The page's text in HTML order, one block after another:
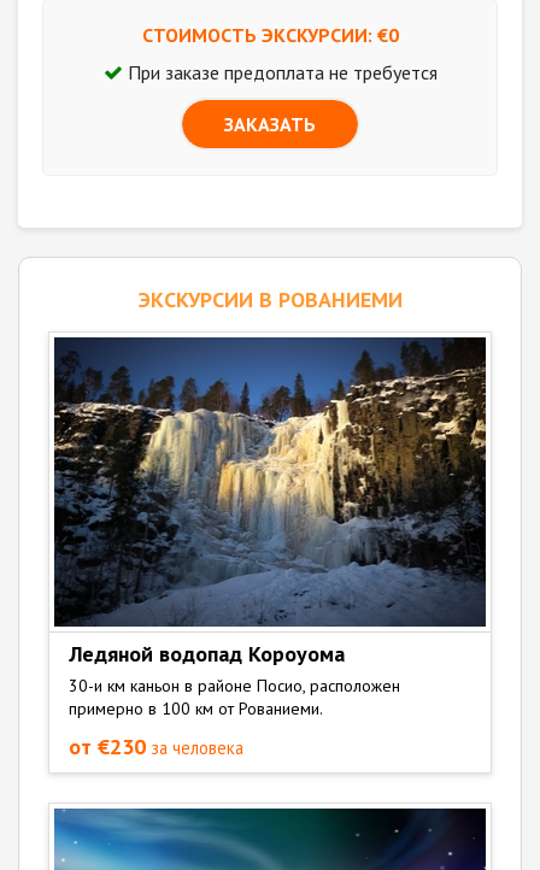
СТОИМОСТЬ ЭКСКУРСИИ: €0
При заказе предоплата не требуется
ЗАКАЗАТЬ
ЭКСКУРСИИ В РОВАНИЕМИ
Ледяной водопад Короуoма
30-и км каньон в районе Посио, расположен
примерно в 100 км от Рованиеми.
от €230 за человека